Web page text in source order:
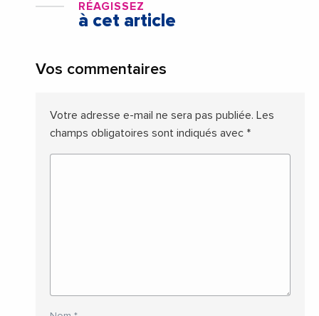
RÉAGISSEZ
à cet article
Vos commentaires
Votre adresse e-mail ne sera pas publiée. Les
champs obligatoires sont indiqués avec *